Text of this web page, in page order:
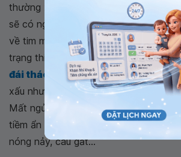
thường xuyên
, hay ngủ ít
sẽ có nguy cơ cao với cao huyết áp,
về tim mạch, đặc biệt là đối với người
trạng thiếu ngủ cũng làm tăng nguy cơ
đái tháo đường, trầm cảm và dẫn
xấu như hút thuốc lá, uống rượu trong
Mất ngủ, ngủ không sâu, thiếu ngủ
tiềm ẩn khiến não bộ mất tập trung,
nóng nảy, cáu gắt...